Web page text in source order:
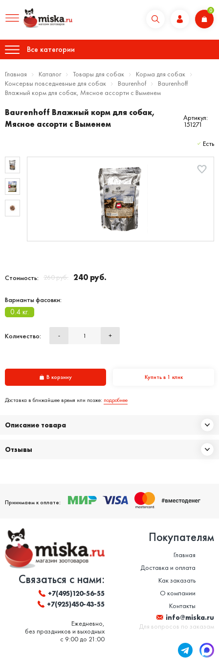
0
Все категории
Главная Каталог Товары для собак
Корма для собак
Консервы повседневные для собак
Baurenhof
Baurenhoff
Влажный корм для собак, Мясное ассорти с Выменем
Baurenhoff Влажный корм для собак,
Мясное ассорти с Выменем
Артикул:
151271
Есть
Стоимость: 260 руб. 240 руб.
Варианты фасовки:
0.4 кг.
Количество: - +
В корзину Купить в 1 клик
Доставка в ближайшее время или позже: подробнее
Описание товара
Отзывы
Принимаем к оплате:
Связаться с нами:
+7(495)120-56-55
+7(925)450-43-55
Ежедневно,
без праздников и выходных
с 9:00 до 21:00
Покупателям
Главная
Доставка и оплата
Как заказать
О компании
Контакты
info@miska.ru
Для вопросов по заказам